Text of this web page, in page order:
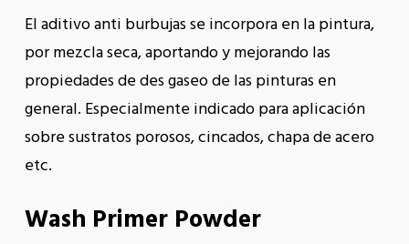
El aditivo anti burbujas se incorpora en la pintura,
por mezcla seca, aportando y mejorando las
propiedades de des gaseo de las pinturas en
general. Especialmente indicado para aplicación
sobre sustratos porosos, cincados, chapa de acero
etc.
Wash Primer Powder